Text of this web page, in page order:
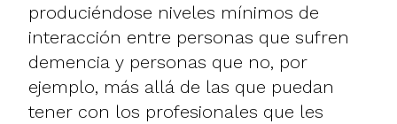
produciéndose niveles mínimos de
interacción entre personas que sufren
demencia y personas que no, por
ejemplo, más allá de las que puedan
tener con los profesionales que les